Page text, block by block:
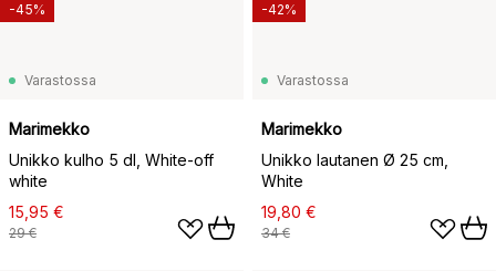
Varastossa
Marimekko
Unikko kulho 5 dl, White-off
white
15,95 €
29 €
-45%
Varastossa
Marimekko
Unikko lautanen Ø 25 cm,
White
19,80 €
34 €
-42%